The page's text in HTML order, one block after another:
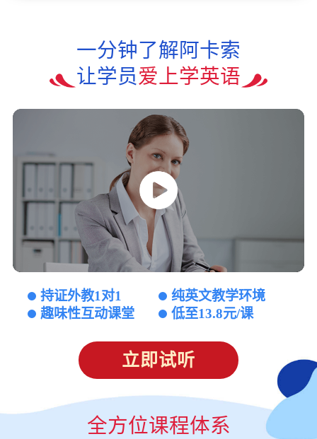
一分钟了解阿卡索
让学员爱上学英语
持证外教1对1
纯英文教学环境
趣味性互动课堂
低至13.8元/课
立即试听
全方位课程体系